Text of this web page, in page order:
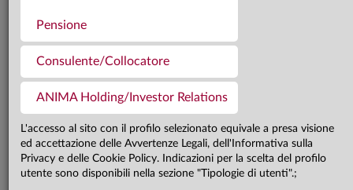
Pensione
Consulente/Collocatore
ANIMA Holding/Investor Relations
L'accesso al sito con il profilo selezionato equivale a presa visione
ed accettazione delle Avvertenze Legali, dell'Informativa sulla
Privacy e delle Cookie Policy. Indicazioni per la scelta del profilo
utente sono disponibili nella sezione "Tipologie di utenti".;
Nonostante lo stallo nelle trattative
diplomatiche, molti indici azionari
hanno raggiunto nuovi massimi
storici, complice il supporto offerto
dalla solidità dei fondamentali e il